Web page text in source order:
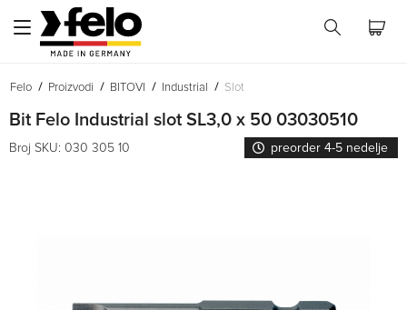
Felo Proizvodi BITOVI Industrial Slot
Bit Felo Industrial slot SL3,0 x 50 03030510
Broj SKU: 030 305 10 preorder 4-5 nedelje